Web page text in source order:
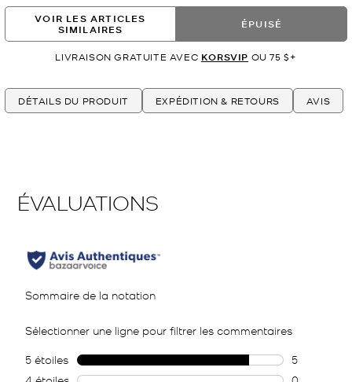
VOIR LES ARTICLES
SIMILAIRES
ÉPUISÉ
LIVRAISON GRATUITE AVEC KORSVIP OU 75 $+
DÉTAILS DU PRODUIT EXPÉDITION & RETOURS AVIS